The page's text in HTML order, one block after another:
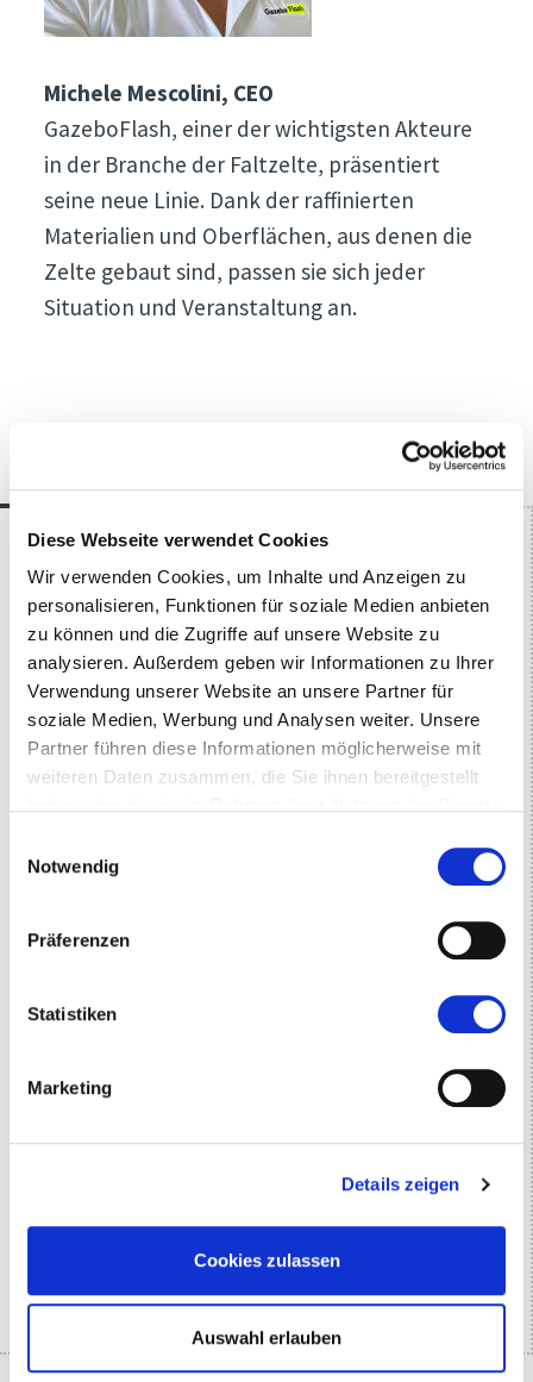
Diese Webseite verwendet Cookies
Wir verwenden Cookies, um Inhalte und Anzeigen zu
personalisieren, Funktionen für soziale Medien anbieten
zu können und die Zugriffe auf unsere Website zu
analysieren. Außerdem geben wir Informationen zu Ihrer
Verwendung unserer Website an unsere Partner für
soziale Medien, Werbung und Analysen weiter. Unsere
Partner führen diese Informationen möglicherweise mit
weiteren Daten zusammen, die Sie ihnen bereitgestellt
Notwendig
Präferenzen
Statistiken
Marketing
Details zeigen
Cookies zulassen
Auswahl erlauben
Michele Mescolini, CEO
GazeboFlash, einer der wichtigsten Akteure
in der Branche der Faltzelte, präsentiert
seine neue Linie. Dank der raffinierten
Materialien und Oberflächen, aus denen die
Zelte gebaut sind, passen sie sich jeder
Situation und Veranstaltung an.